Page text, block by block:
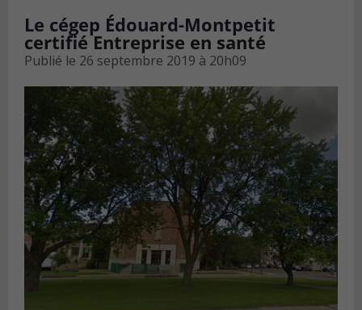
Le cégep Édouard-Montpetit
certifié Entreprise en santé
Publié le 26 septembre 2019 à 20h09